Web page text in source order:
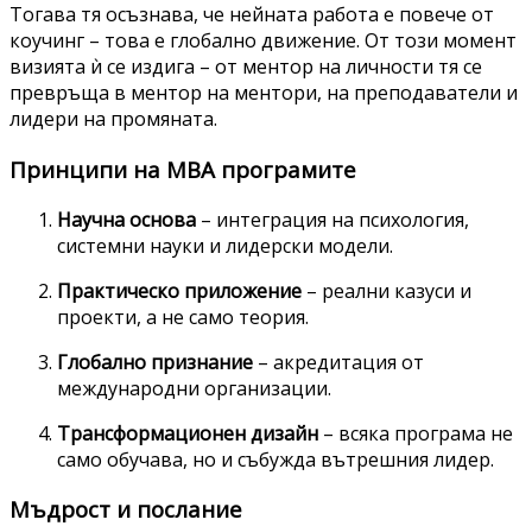
Тогава тя осъзнава, че нейната работа е повече от
коучинг – това е глобално движение. От този момент
визията ѝ се издига – от ментор на личности тя се
превръща в ментор на ментори, на преподаватели и
лидери на промяната.
Принципи на MBA програмите
Научна основа – интеграция на психология,
системни науки и лидерски модели.
Практическо приложение – реални казуси и
проекти, а не само теория.
Глобално признание – акредитация от
международни организации.
Трансформационен дизайн – всяка програма не
само обучава, но и събужда вътрешния лидер.
Мъдрост и послание